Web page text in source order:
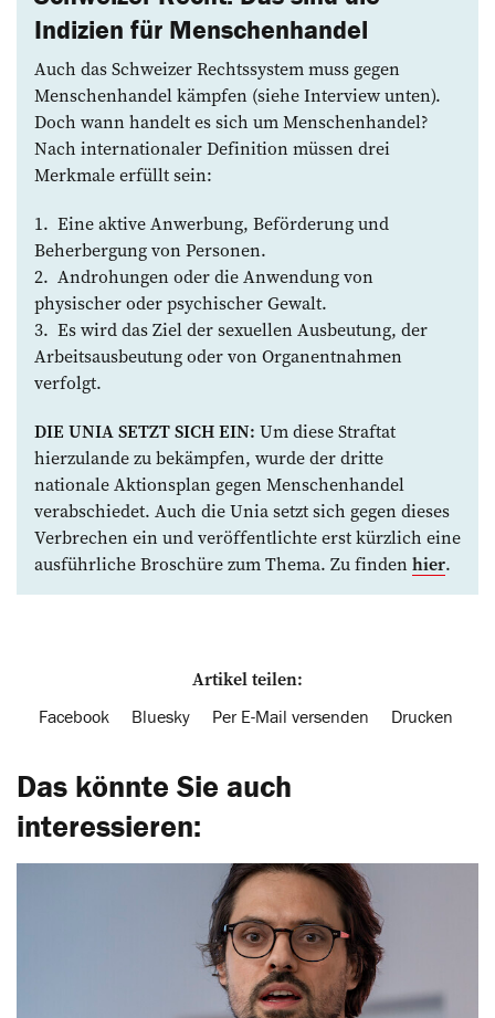
Indizien für Menschenhandel
Auch das Schweizer Rechtssystem muss gegen
Menschenhandel kämpfen (siehe Interview unten).
Doch wann handelt es sich um Menschenhandel?
Nach internationaler Definition müssen drei
Merkmale erfüllt sein:
1. Eine aktive Anwerbung, Beförderung und
Beherbergung von Personen.
2. Androhungen oder die Anwendung von
physischer oder psychischer Gewalt.
3. Es wird das Ziel der sexuellen ­Ausbeutung, der
Arbeitsausbeutung oder ­von Organentnahmen
verfolgt.
DIE UNIA SETZT SICH EIN: Um diese Straftat
hierzulande zu bekämpfen, wurde der dritte
nationale Aktionsplan gegen ­Menschenhandel
verabschiedet. Auch die Unia setzt sich gegen dieses
Verbrechen ein und veröffentlichte erst kürzlich eine
ausführliche Broschüre zum Thema. Zu findenhier.
Artikel teilen:
Facebook Bluesky Per E-Mail versenden Drucken
Das könnte Sie auch
interessieren: